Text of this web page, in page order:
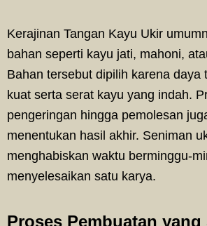
Kerajinan Tangan Kayu Ukir
bahan seperti kayu jati, mahoni,
Bahan tersebut dipilih karena daya
kuat serta serat kayu yang indah.
pengeringan hingga pemolesan
menentukan hasil akhir. Seniman
menghabiskan waktu berminggu-
menyelesaikan satu karya.
Proses Pembuatan yang